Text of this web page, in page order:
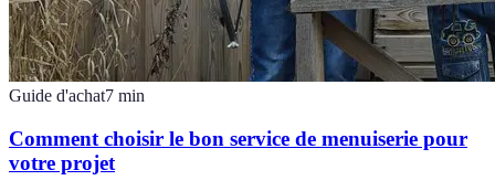
Guide d'achat7 min
Comment choisir le bon service de menuiserie pour
votre projet